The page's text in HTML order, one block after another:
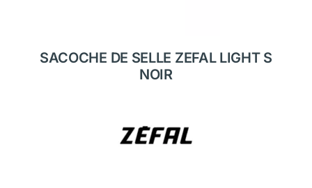
SACOCHE DE SELLE ZEFAL LIGHT S
NOIR